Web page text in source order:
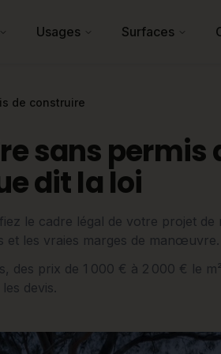
Usages Surfaces
de construire
sans permis
dit la loi
le cadre légal de votre projet de
et les vraies marges de manœuvre.
des prix de 1 000 € à 2 000 € le
devis.